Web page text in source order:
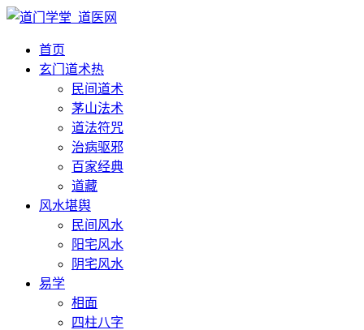
首页
玄门道术热
民间道术
茅山法术
道法符咒
治病驱邪
百家经典
道藏
风水堪舆
民间风水
阳宅风水
阴宅风水
易学
相面
四柱八字